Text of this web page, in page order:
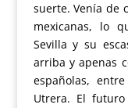
suerte. Venía de
mexicanas, lo
Sevilla y su
arriba y apenas
españolas,
Utrera. El